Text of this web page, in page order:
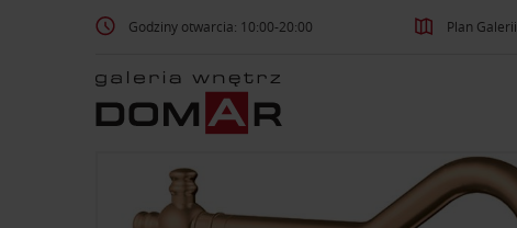
Godziny otwarcia: 10:00-20:00 Plan Galerii